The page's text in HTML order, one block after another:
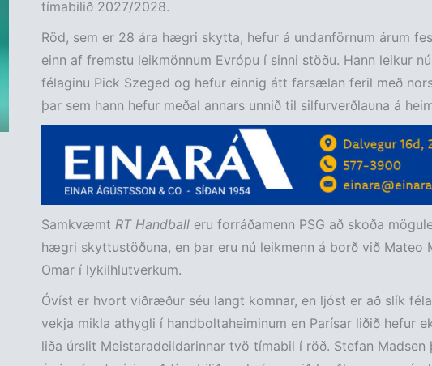
tímabilið 2027/2028.
Röd, sem er 28 ára hægri skytta, hefur á undanförnum árum
einn af fremstu leikmönnum Evrópu í sinni stöðu. Hann leikur
félaginu Pick Szeged og hefur einnig átt farsælan feril með
þar sem hann hefur meðal annars unnið til silfurverðlauna á
Samkvæmt RT Handballeru forráðamenn PSG að skoða
hægri skyttustöðuna, en þar eru nú leikmenn á borð við Mateo
Omar í lykilhlutverkum.
Óvíst er hvort viðræður séu langt komnar, en ljóst er að slík
vekja mikla athygli í handboltaheiminum en Parísar liðið hefur
liða úrslit Meistaradeildarinnar tvö tímabil í röð. Stefan Madsen